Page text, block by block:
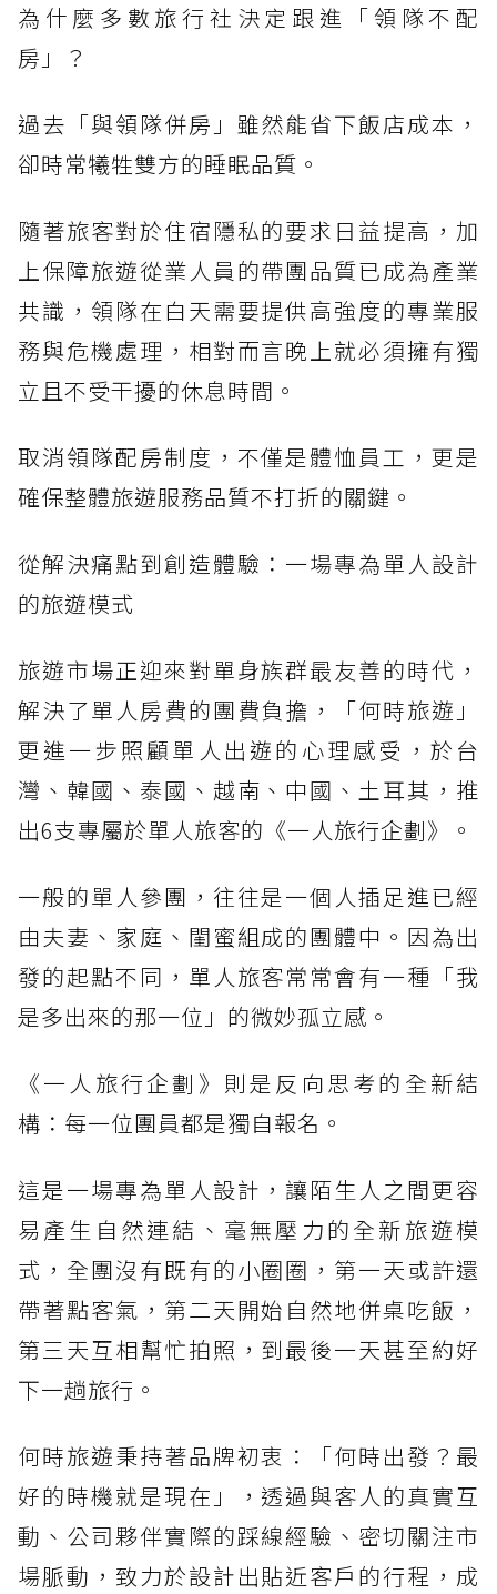
為什麼多數旅行社決定跟進「領隊不配
房」？
過去「與領隊併房」雖然能省下飯店成本，
卻時常犧牲雙方的睡眠品質。
隨著旅客對於住宿隱私的要求日益提高，加
上保障旅遊從業人員的帶團品質已成為產業
共識，領隊在白天需要提供高強度的專業服
務與危機處理，相對而言晚上就必須擁有獨
立且不受干擾的休息時間。
取消領隊配房制度，不僅是體恤員工，更是
確保整體旅遊服務品質不打折的關鍵。
從解決痛點到創造體驗：一場專為單人設計
的旅遊模式
旅遊市場正迎來對單身族群最友善的時代，
解決了單人房費的團費負擔，「何時旅遊」
更進一步照顧單人出遊的心理感受，於台
灣、韓國、泰國、越南、中國、土耳其，推
出6支專屬於單人旅客的《一人旅行企劃》。
一般的單人參團，往往是一個人插足進已經
由夫妻、家庭、閨蜜組成的團體中。因為出
發的起點不同，單人旅客常常會有一種「我
是多出來的那一位」的微妙孤立感。
《一人旅行企劃》則是反向思考的全新結
構：每一位團員都是獨自報名。
這是一場專為單人設計，讓陌生人之間更容
易產生自然連結、毫無壓力的全新旅遊模
式，全團沒有既有的小圈圈，第一天或許還
帶著點客氣，第二天開始自然地併桌吃飯，
第三天互相幫忙拍照，到最後一天甚至約好
下一趟旅行。
何時旅遊秉持著品牌初衷：「何時出發？最
好的時機就是現在」，透過與客人的真實互
動、公司夥伴實際的踩線經驗、密切關注市
場脈動，致力於設計出貼近客戶的行程，成